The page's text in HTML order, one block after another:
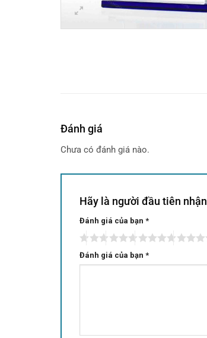
Đánh giá
Chưa có đánh giá nào.
Hãy là người đầu tiên
Đánh giá của bạn *
Đánh giá của bạn *
Alternative: